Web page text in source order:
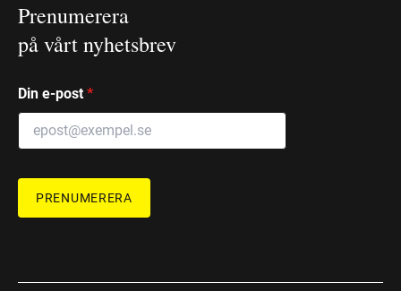
Prenumerera
på vårt nyhetsbrev
Din e-post *
PRENUMERERA